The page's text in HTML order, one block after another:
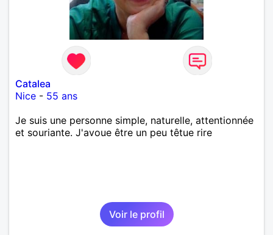
Catalea
Nice - 55 ans
Je suis une personne simple, naturelle, attentionnée
et souriante. J'avoue être un peu têtue rire
Voir le profil